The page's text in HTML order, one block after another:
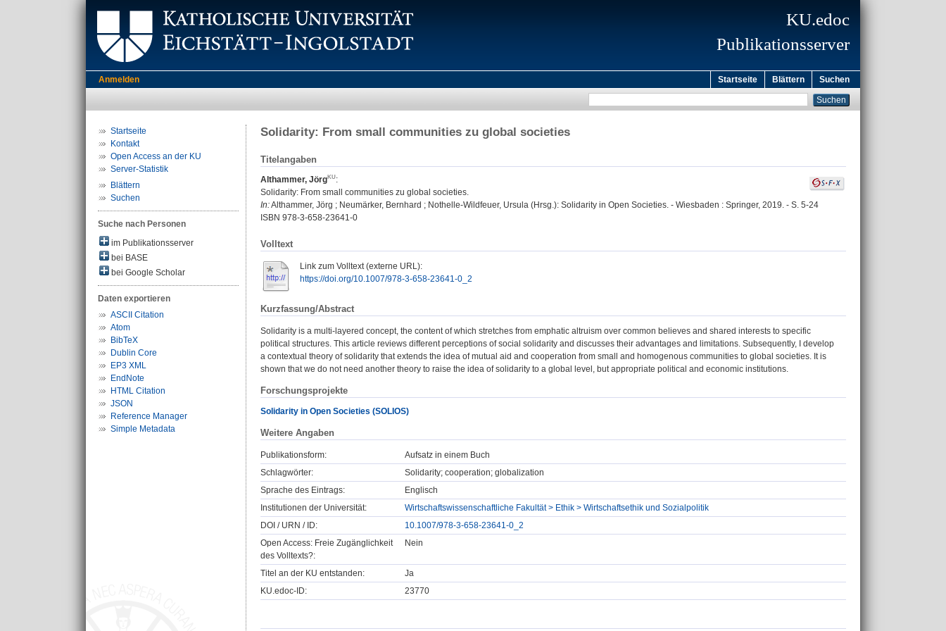
KU.edoc
Publikationsserver
Anmelden Startseite Blättern Suchen
Startseite
Kontakt
Open Access an der KU
Server-Statistik
Blättern
Suchen
Suche nach Personen
im Publikationsserver
bei BASE
bei Google Scholar
Daten exportieren
ASCII Citation
Atom
BibTeX
Dublin Core
EP3 XML
EndNote
HTML Citation
JSON
Reference Manager
Simple Metadata
Solidarity: From small communities zu global societies
Titelangaben
Althammer, Jörg
:
Solidarity: From small communities zu global societies.
In:Althammer, Jörg ; Neumärker, Bernhard ; Nothelle-Wildfeuer, Ursula (Hrsg.): Solidarity in Open Societies. - Wiesbaden : Springer, 2019. - S. 5-24
ISBN 978-3-658-23641-0
Volltext
Link zum Volltext (externe URL):
https://doi.org/10.1007/978-3-658-23641-0_2
Kurzfassung/Abstract
Solidarity is a multi-layered concept, the content of which stretches from emphatic altruism over common believes and shared interests to specific
political structures. This article reviews different perceptions of social solidarity and discusses their advantages and limitations. Subsequently, I develop
a contextual theory of solidarity that extends the idea of mutual aid and cooperation from small and homogenous communities to global societies. It is
shown that we do not need another theory to raise the idea of solidarity to a global level, but appropriate political and economic institutions.
Forschungsprojekte
Solidarity in Open Societies (SOLIOS)
Weitere Angaben
Publikationsform:
Aufsatz in einem Buch
Schlagwörter:
Solidarity; cooperation; globalization
Sprache des Eintrags:
Englisch
Institutionen der Universität:
Wirtschaftswissenschaftliche Fakultät > Ethik > Wirtschaftsethik und Sozialpolitik
DOI / URN / ID:
10.1007/978-3-658-23641-0_2
Open Access: Freie Zugänglichkeit
des Volltexts?:
Nein
Titel an der KU entstanden:
Ja
KU.edoc-ID:
23770